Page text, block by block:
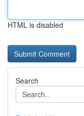
HTML is disabled
Search